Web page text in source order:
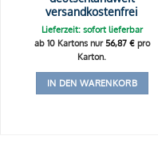
versandkostenfrei
Lieferzeit: sofort lieferbar
ab 10 Kartons nur56,87 €pro
Karton.
IN DEN WARENKORB